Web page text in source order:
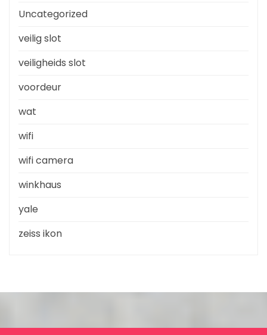
Uncategorized
veilig slot
veiligheids slot
voordeur
wat
wifi
wifi camera
winkhaus
yale
zeiss ikon